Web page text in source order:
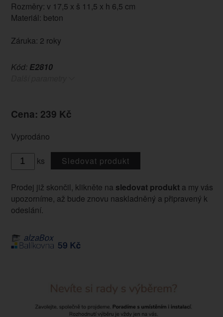
Rozměry: v 17,5 x š 11,5 x h 6,5 cm
Materiál: beton
Záruka: 2 roky
Kód: E2810
Cena: 239 Kč
Vyprodáno
ks Sledovat produkt
Prodej již skončil, klikněte na sledovat produkta my vás
upozorníme, až bude znovu naskladněný a připravený k
odeslání.